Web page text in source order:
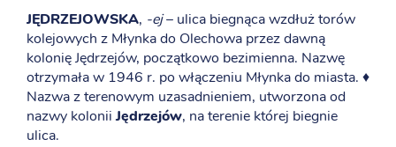
JĘDRZEJOWSKA, -ej– ulica biegnąca wzdłuż torów
kolejowych z Młynka do Olechowa przez dawną
kolonię Jędrzejów, początkowo bezimienna. Nazwę
otrzymała w 1946 r. po włączeniu Młynka do miasta. ♦
Nazwa z terenowym uzasadnieniem, utworzona od
nazwy koloniiJędrzejów, na terenie której biegnie
ulica.